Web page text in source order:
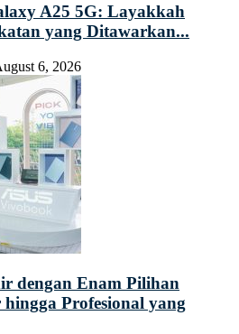
A25 5G: Layakkah
yang Ditawarkan...
6, 2026
dengan Enam Pilihan
Profesional yang